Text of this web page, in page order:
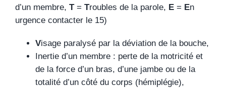
d’un membre, T= Troubles de la parole, E = En
urgence contacter le 15)
Visage paralysé par la déviation de la bouche,
Inertie d’un membre : perte de la motricité et
de la force d’un bras, d’une jambe ou de la
totalité d’un côté du corps (hémiplégie),